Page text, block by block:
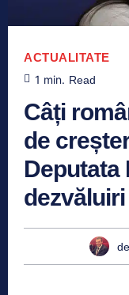
ACTUALITATE
1 min. Read
Câți
de
Deputata
dezvăluiri
de